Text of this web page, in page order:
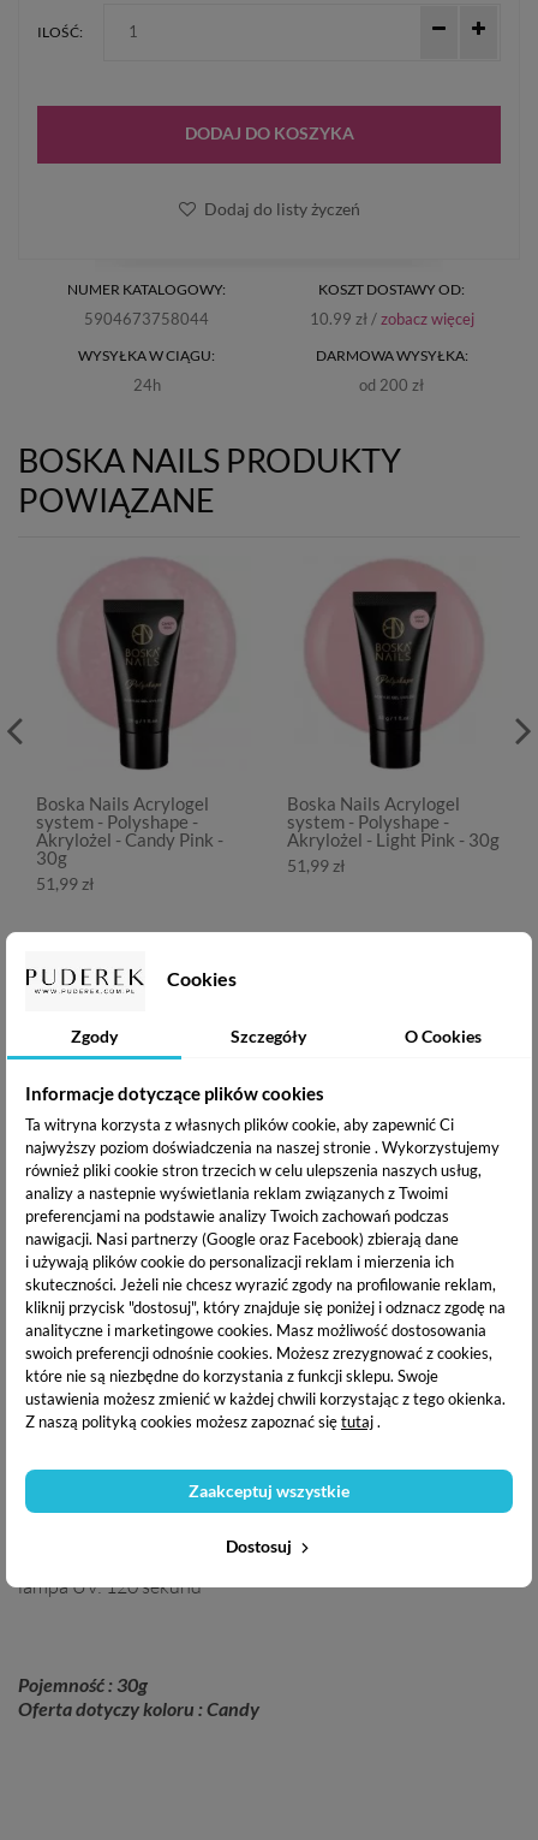
Cookies
Zgody Szczegóły O Cookies
Informacje dotyczące plików cookies
Ta witryna korzysta z własnych plików cookie, aby zapewnić Ci
najwyższy poziom doświadczenia na naszej stronie . Wykorzystujemy
również pliki cookie stron trzecich w celu ulepszenia naszych usług,
analizy a nastepnie wyświetlania reklam związanych z Twoimi
preferencjami na podstawie analizy Twoich zachowań podczas
nawigacji. Nasi partnerzy (Google oraz Facebook) zbierają dane
i używają plików cookie do personalizacji reklam i mierzenia ich
skuteczności. Jeżeli nie chcesz wyrazić zgody na profilowanie reklam,
kliknij przycisk "dostosuj", który znajduje się poniżej i odznacz zgodę na
analityczne i marketingowe cookies. Masz możliwość dostosowania
swoich preferencji odnośnie cookies. Możesz zrezygnować z cookies,
które nie są niezbędne do korzystania z funkcji sklepu. Swoje
ustawienia możesz zmienić w każdej chwili korzystając z tego okienka.
Z naszą polityką cookies możesz zapoznać siętutaj.
Dostosuj
Zaakceptuj wszystkie
NUMER KATALOGOWY:
5904673758044
WYSYŁKA W CIĄGU:
24h
KOSZT DOSTAWY OD:
10.99 zł /zobacz więcej
DARMOWA WYSYŁKA:
od 200 zł
ILOŚĆ:
DODAJ DO KOSZYKA
Dodaj do listy życzeń
BOSKA NAILS PRODUKTY
POWIĄZANE
Boska Nails Acrylogel
system - Polyshape -
Akrylożel - Candy Pink -
30g
51,99 zł
Boska Nails Acrylogel
system - Polyshape -
Akrylożel - Light Pink - 30g
51,99 zł
Boska Nails Acrylogel system - Polyshape czyli akrylożel
produkt łączący w sobie elastyczność żelu oraz odporność
akrylu. Jego niezwykła formuła pozwala na stworzenie w
krótkim czasie wymarzonego kształtu. Polyshape od Boska
Nails liczy w swej kolekcji aż 10 kolorów. Na pewno
znajdziesz swój ulubiony!
Gęsta konsystencja, dzięki której nie zalejesz skórek podczas
stylizacji
Elegancka i wygodna w użyciu tubka
Idealny produkt do przedłużania dzięki dual formom lub
szablonom
Czas utwardzania:
lampa UV: 120 sekund
Pojemność : 30g
Oferta dotyczy koloru : Candy